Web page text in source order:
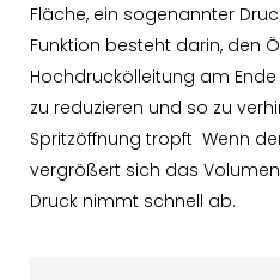
Fläche, ein sogenannter
Funktion besteht darin, den
Hochdruckölleitung am
zu reduzieren und so zu
Spritzöffnung tropft Wenn
vergrößert sich das
Druck nimmt schnell ab.